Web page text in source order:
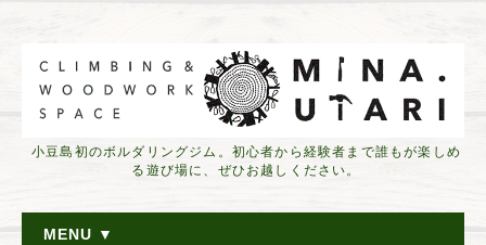
小豆島初のボルダリングジム。初心者から経験者まで誰もが楽しめ
る遊び場に、ぜひお越しください。
MENU ▼